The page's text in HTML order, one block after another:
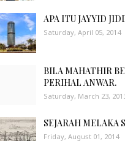
APA ITU JAYYID
Saturday, April 05, 2014
BILA MAHATHIR
PERIHAL ANWAR.
Saturday, March 23,
SEJARAH MELAKA
Friday, August 01, 2014